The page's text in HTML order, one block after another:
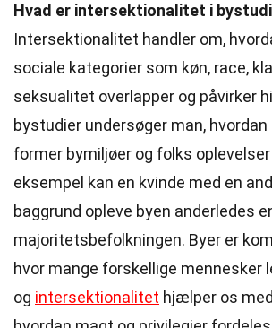
Hvad er intersektionalitet i
Intersektionalitet handler om,
sociale kategorier som køn, race,
seksualitet overlapper og påvirker
bystudier undersøger man,
former bymiljøer og folks oplevelser
eksempel kan en kvinde med en
baggrund opleve byen anderledes
majoritetsbefolkningen. Byer er
hvor mange forskellige mennesker
og intersektionalitet hjælper os